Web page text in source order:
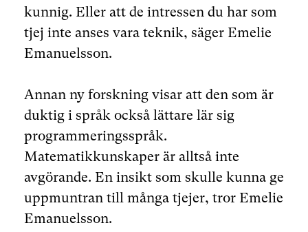
kunnig. Eller att de intressen du har som
tjej inte anses vara teknik, säger Emelie
Emanuelsson.
Annan ny forskning visar att den som är
duktig i språk också lättare lär sig
programmeringsspråk.
Matematikkunskaper är alltså inte
avgörande. En insikt som skulle kunna ge
uppmuntran till många tjejer, tror Emelie
Emanuelsson.